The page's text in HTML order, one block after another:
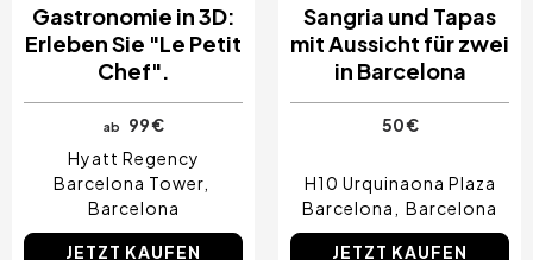
Gastronomie in 3D:
Erleben Sie "Le Petit
Chef".
ab
99 €
Hyatt Regency
Barcelona Tower
Barcelona
JETZT KAUFEN
Sangria und Tapas
mit Aussicht für zwei
in Barcelona
50 €
H10 Urquinaona Plaza
Barcelona
Barcelona
JETZT KAUFEN